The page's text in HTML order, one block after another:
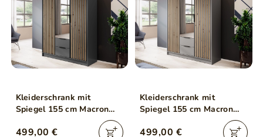
Kleiderschrank mit
Spiegel 155 cm Macron
Graphit, Artisan Eiche
499,00 €
Kleiderschrank mit
Spiegel 155 cm Macron
499,00 €